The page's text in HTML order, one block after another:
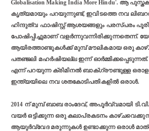
Globalisation Making India More Hindu'. ആ
കൃത്യമായും പറയുന്നുണ്ട്, ഇവിടത്തെ നവ
ഹിന്ദുത്വ ഫാഷിസ്റ്റ് ആശയങ്ങളും പരസ്പരം
പോഷിപ്പിച്ചുമാണ് വളര്‍ന്നുവന്നിരിക്കുന്നതെന്ന്.
ആയിരത്താണ്ടുകള്‍ക്ക് മുമ്പ് മൗലികമായ ഒരു
പതഞ്ജലി മഹര്‍ഷിയല്ല ഇന്ന്
എന്ന് പറയുന്ന ക്രിമിനല്‍ ബാക്ഗ്രൗണ്ടുള്ള
ഇന്ത്യയിലെ നവ ശതകോടിപതികളിൽ ഒരാൾ.
2014 ന് മുമ്പ് ബാബ രാംദേവ്, അപൂര്‍വ്വമായി
വയര്‍ ഒട്ടിക്കുന്ന ഒരു കലാപ്രകടനം
ആയുര്‍വ്വേദ മരുന്നുകള്‍ ഉണ്ടാക്കുന്ന ഒരാള്‍